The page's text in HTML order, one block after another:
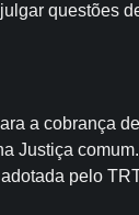
questões
a cobrança
pelo